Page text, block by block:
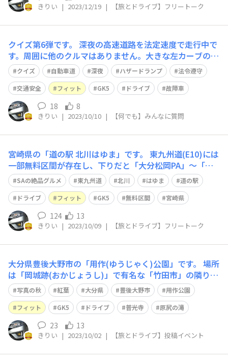
きりい | 2023/12/19 | 【旅とドライブ】フリートーク
クイズ第6弾です。 深夜の高速道路を法定速度で走行中で
す。周囲に他のクルマはありません。大きな左カーブの先
に怪しい光が見えてきました。かろうじてテールランプと
点滅しているハザードランプが確認できます。 ここで注
意すべき点や、やるべきことは何でしょうか？ 映像は
可能な限り明るく補正しています。
クイズ 自動車道 深夜 ハザードランプ
法令遵守
交通安全
フィット GK5 ドライブ 故障車
18 8
きりい | 2023/10/10 | 【何でも】みんなに質問
宮崎県の「道の駅 北川はゆま」です。 東九州道(E10)には
一部無料区間が存在し、下りだと「大分松岡PA」～「川
南PA」の約150kmの区間にはSA/PAが存在しません。 そ
こで重宝するのが、そのほぼ中間地点、宮崎県の「北川I
C」に隣接する「道の駅 北川はゆま」です。GS無しのSA
といった感じで
SAの絶品グルメ 東九州道 北川 はゆま
道の駅
ドライブ
フィット GK5 無料区間 宮崎県
124 13
きりい | 2023/10/09 | 【旅とドライブ】フリートーク
大分県豊後大野市の「用作(ゆうじゃく)公園」です。 場所
は「岡城跡(おかじょうし)」で有名な「竹田市」の隣りと
言った方が分かりやすいかも知れません。^^; 紅葉時期は
クルマが混み合いますので、何とか平日に訪れてみてくだ
さい。駐車場は２段に分かれていて、空いているなら下の
段の方が楽です。(そこから公
写真の秋 紅葉 大分県 豊後大野市
用作公園
フィット
GK5 ドライブ 普光寺 原尻の滝
23 13
きりい | 2023/10/02 | 【旅とドライブ】投稿イベント